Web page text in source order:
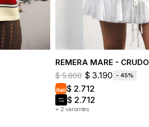
REMERA MARE - CRUDO
+ 2 variantes
$ 5.800 $ 3.190 45
$ 2.712
$ 2.712